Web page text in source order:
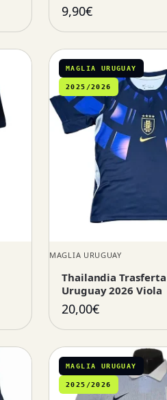
9,90€
MAGLIA URUGUAY
2025/2026
MAGLIA URUGUAY
Thailandia
Uruguay 2026 Viola
20,00€
MAGLIA URUGUAY
2025/2026